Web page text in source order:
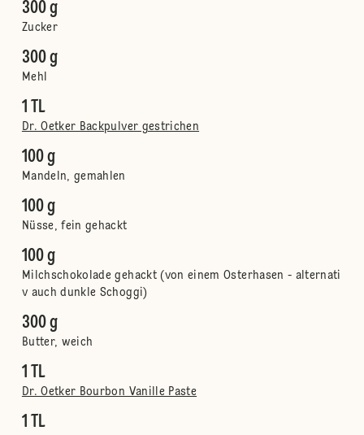
300 g
Zucker
300 g
Mehl
1 TL
Dr. Oetker Backpulver gestrichen
100 g
Mandeln, gemahlen
100 g
Nüsse, fein gehackt
100 g
Milchschokolade gehackt (von einem Osterhasen - alternati
v auch dunkle Schoggi)
300 g
Butter, weich
1 TL
Dr. Oetker Bourbon Vanille Paste
1 TL